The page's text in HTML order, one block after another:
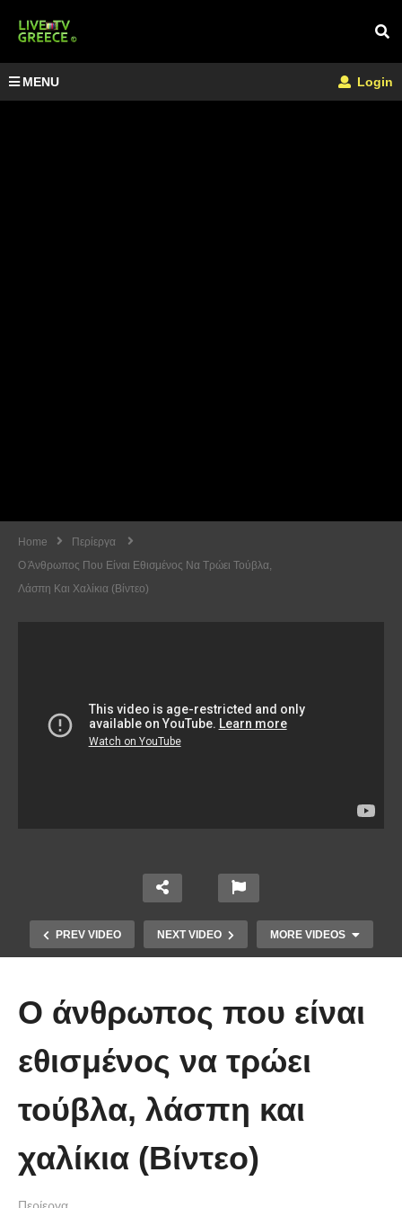
MENU Login
Home
Περίεργα
Ο Άνθρωπος Που Είναι Εθισμένος Να Τρώει Τούβλα,
Λάσπη Και Χαλίκια (Βίντεο)
PREV VIDEO NEXT VIDEO MORE VIDEOS
10 από τα πιο ασυνήθιστα
ουρανό
Ο άνθρωπος που είναι
εθισμένος να τρώει
τούβλα, λάσπη και
χαλίκια (Βίντεο)